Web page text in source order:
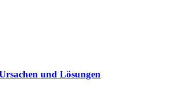
und Lösungen